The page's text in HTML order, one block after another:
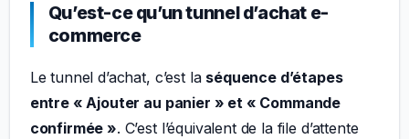
Qu’est-ce qu’un tunnel d’achat e-
commerce
Le tunnel d’achat, c’est la séquence d’étapes
entre « Ajouter au panier » et « Commande
confirmée ». C’est l’équivalent de la file d’attente